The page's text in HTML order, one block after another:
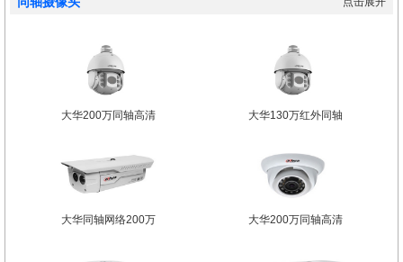
大华200万同轴高清 大华130万红外同轴
大华同轴网络200万 大华200万同轴高清